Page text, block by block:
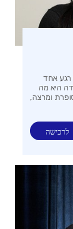
רגע אחד
היא מה
ומרצה,
לרכישה